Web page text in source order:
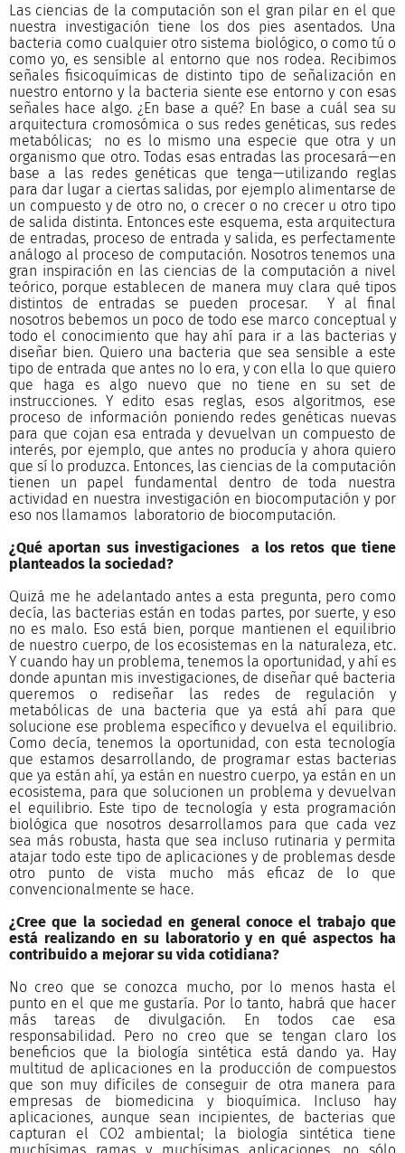
Las ciencias de la computación son el gran pilar en el que
nuestra investigación tiene los dos pies asentados. Una
bacteria como cualquier otro sistema biológico, o como tú o
como yo, es sensible al entorno que nos rodea. Recibimos
señales fisicoquímicas de distinto tipo de señalización en
nuestro entorno y la bacteria siente ese entorno y con esas
señales hace algo. ¿En base a qué? En base a cuál sea su
arquitectura cromosómica o sus redes genéticas, sus redes
metabólicas; no es lo mismo una especie que otra y un
organismo que otro. Todas esas entradas las procesará—en
base a las redes genéticas que tenga—utilizando reglas
para dar lugar a ciertas salidas, por ejemplo alimentarse de
un compuesto y de otro no, o crecer o no crecer u otro tipo
de salida distinta. Entonces este esquema, esta arquitectura
de entradas, proceso de entrada y salida, es perfectamente
análogo al proceso de computación. Nosotros tenemos una
gran inspiración en las ciencias de la computación a nivel
teórico, porque establecen de manera muy clara qué tipos
distintos de entradas se pueden procesar. Y al final
nosotros bebemos un poco de todo ese marco conceptual y
todo el conocimiento que hay ahí para ir a las bacterias y
diseñar bien. Quiero una bacteria que sea sensible a este
tipo de entrada que antes no lo era, y con ella lo que quiero
que haga es algo nuevo que no tiene en su set de
instrucciones. Y edito esas reglas, esos algoritmos, ese
proceso de información poniendo redes genéticas nuevas
para que cojan esa entrada y devuelvan un compuesto de
interés, por ejemplo, que antes no producía y ahora quiero
que sí lo produzca. Entonces, las ciencias de la computación
tienen un papel fundamental dentro de toda nuestra
actividad en nuestra investigación en biocomputación y por
eso nos llamamos laboratorio de biocomputación.
¿Qué aportan sus investigaciones a los retos que tiene
planteados la sociedad?
Quizá me he adelantado antes a esta pregunta, pero como
decía, las bacterias están en todas partes, por suerte, y eso
no es malo. Eso está bien, porque mantienen el equilibrio
de nuestro cuerpo, de los ecosistemas en la naturaleza, etc.
Y cuando hay un problema, tenemos la oportunidad, y ahí es
donde apuntan mis investigaciones, de diseñar qué bacteria
queremos o rediseñar las redes de regulación y
metabólicas de una bacteria que ya está ahí para que
solucione ese problema específico y devuelva el equilibrio.
Como decía, tenemos la oportunidad, con esta tecnología
que estamos desarrollando, de programar estas bacterias
que ya están ahí, ya están en nuestro cuerpo, ya están en un
ecosistema, para que solucionen un problema y devuelvan
el equilibrio. Este tipo de tecnología y esta programación
biológica que nosotros desarrollamos para que cada vez
sea más robusta, hasta que sea incluso rutinaria y permita
atajar todo este tipo de aplicaciones y de problemas desde
otro punto de vista mucho más eficaz de lo que
convencionalmente se hace.
¿Cree que la sociedad en general conoce el trabajo que
está realizando en su laboratorio y en qué aspectos ha
contribuido a mejorar su vida cotidiana?
No creo que se conozca mucho, por lo menos hasta el
punto en el que me gustaría. Por lo tanto, habrá que hacer
más tareas de divulgación. En todos cae esa
responsabilidad. Pero no creo que se tengan claro los
beneficios que la biología sintética está dando ya. Hay
multitud de aplicaciones en la producción de compuestos
que son muy difíciles de conseguir de otra manera para
empresas de biomedicina y bioquímica. Incluso hay
aplicaciones, aunque sean incipientes, de bacterias que
capturan el CO2 ambiental; la biología sintética tiene
muchísimas ramas y muchísimas aplicaciones, no sólo